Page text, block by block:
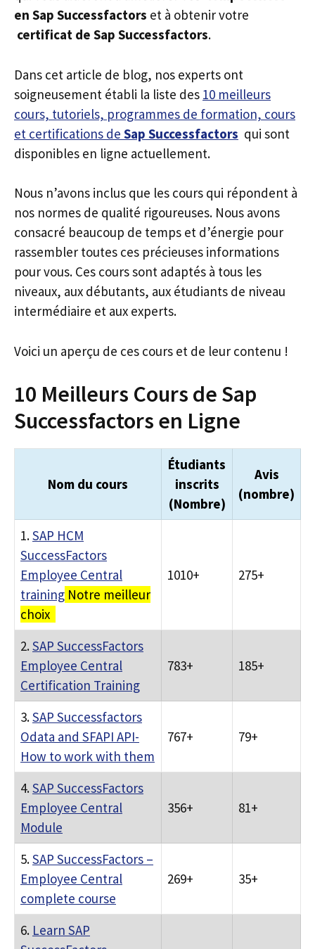
en Sap Successfactors et à obtenir votre
certificat de Sap Successfactors.
Dans cet article de blog, nos experts ont
soigneusement établi la liste des 10 meilleurs
cours, tutoriels, programmes de formation, cours
et certifications de Sap Successfactors qui sont
disponibles en ligne actuellement.
Nous n’avons inclus que les cours qui répondent à
nos normes de qualité rigoureuses. Nous avons
consacré beaucoup de temps et d’énergie pour
rassembler toutes ces précieuses informations
pour vous. Ces cours sont adaptés à tous les
niveaux, aux débutants, aux étudiants de niveau
intermédiaire et aux experts.
Voici un aperçu de ces cours et de leur contenu !
10 Meilleurs Cours de Sap
Successfactors en Ligne
Nom du cours
Étudiants
inscrits
(Nombre)
Avis
(nombre)
1.SAP HCM
SuccessFactors
Employee Central
training Notre meilleur
choix
1010+ 275+
2.SAP SuccessFactors
Employee Central
Certification Training
783+ 185+
3.SAP Successfactors
Odata and SFAPI API-
How to work with them
767+ 79+
4.SAP SuccessFactors
Employee Central
Module
356+ 81+
5.SAP SuccessFactors –
Employee Central
complete course
269+ 35+
6. Learn SAP